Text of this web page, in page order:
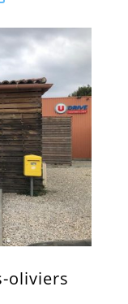
oliviers